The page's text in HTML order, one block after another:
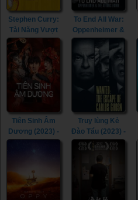
Stephen Curry:
Tài Năng Vượt
Định Kiến
(2023) - Stephen
Curry:
Underrated
(2023)
To End All War:
Oppenheimer &
the Atomic
Bomb (2023) -
To End All War:
Oppenheimer &
Bomb (2023)
Tiên Sinh Âm
Dương (2023) -
Mr. Ghost (2023)
Truy lùng Kẻ
Đào Tẩu (2023) -
Wanted: The
Carlos Ghosn
(2023)